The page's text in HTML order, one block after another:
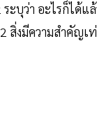
ะบุว่า อะไรก็ได้แ
สิ่งมีความสำคัญ